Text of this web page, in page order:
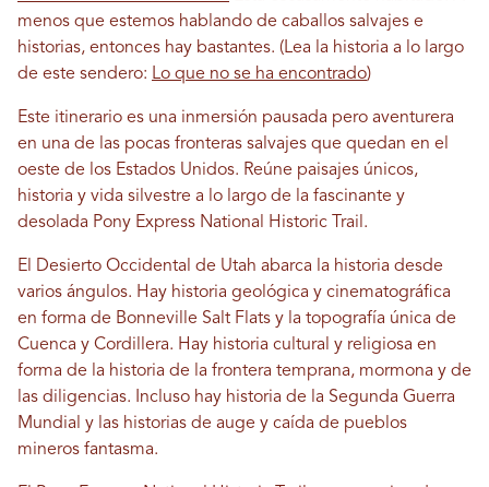
menos que estemos hablando de caballos salvajes e
historias, entonces hay bastantes. (Lea la historia a lo largo
de este sendero: Lo que no se ha encontrado)
Este itinerario es una inmersión pausada pero aventurera
en una de las pocas fronteras salvajes que quedan en el
oeste de los Estados Unidos. Reúne paisajes únicos,
historia y vida silvestre a lo largo de la fascinante y
desolada Pony Express National Historic Trail.
El Desierto Occidental de Utah abarca la historia desde
varios ángulos. Hay historia geológica y cinematográfica
en forma de Bonneville Salt Flats y la topografía única de
Cuenca y Cordillera. Hay historia cultural y religiosa en
forma de la historia de la frontera temprana, mormona y de
las diligencias. Incluso hay historia de la Segunda Guerra
Mundial y las historias de auge y caída de pueblos
mineros fantasma.